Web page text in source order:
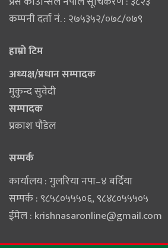
कम्पनी दर्ता नं. : २७५३५२/०७८/०७९
हाम्राे टिम
अध्यक्ष/प्रधान सम्पादक
मुकुन्द सुवेदी
सम्पादक
प्रकाश पौडेल
सम्पर्क
कार्यालय : गुलरिया नपा–४ बर्दिया
सम्पर्क : ९८५८०५५५०६‚ ९८४८०५५५०५
ईमेल : krishnasaronline@gmail.com